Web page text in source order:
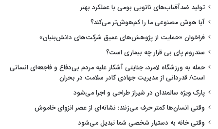
تولید ضدآفتاب‌های نانویی بومی با عملکرد بهتر
آیا هوش مصنوعی ما را کم‌هوش‌تر می‌کند؟
فراخوان «حمایت از پژوهش‌های عمیق شرکت‌های دانش‌بنیان»
سندروم پای بی قرار چه بیماری است؟
حمله به ورزشگاه لامرد، جنایتی آشکار علیه مردم بی‌دفاع و فاجعه‌ای انسانی
است/ قدردانی از مدیریت جهادی کادر سلامت در بحران
پارک ویژه سالمندان در شیراز طراحی و اجرا می‌شود
وقتی انسان‌ها کمتر حرف می‌زنند؛ نشانه‌ای از عصر انزوای خاموش
وقتی خانه به دستیار شخصی شما تبدیل می‌شود